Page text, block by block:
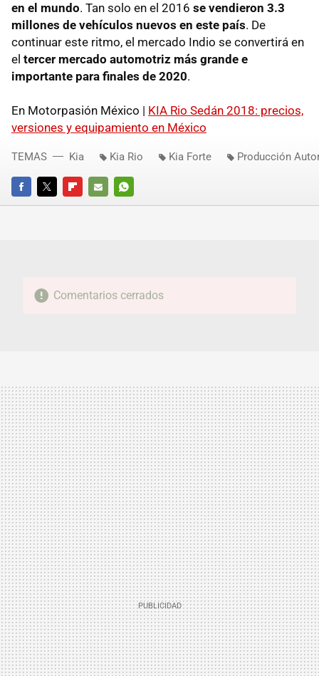
en el mundo. Tan solo en el 2016 se vendieron 3.3
millones de vehículos nuevos en este país. De
continuar este ritmo, el mercado Indio se convertirá en
el tercer mercado automotriz más grande e
importante para finales de 2020.
En Motorpasión México | KIA Rio Sedán 2018: precios,
versiones y equipamiento en México
FACEBOOKTWITTERFLIPBOARD
E-
WHATSAPP
TEMAS Kia Kia Rio Kia Forte Producción
Comentarios cerrados